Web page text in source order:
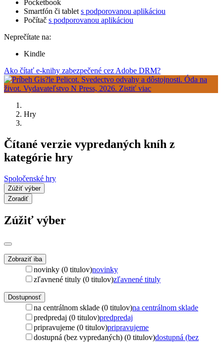
Pocketbook
Smartfón či tablet s podporovanou aplikáciou
Počítač s podporovanou aplikáciou
Neprečítate na:
Kindle
Ako čítať e-knihy zabezpečené cez Adobe DRM?
Hry
Čítané verzie vypredaných kníh z
kategórie hry
Spoločenské hry
Zúžiť výber
Zoradiť
Zúžiť výber
Zobraziť iba
novinky (0 titulov)novinky
zľavnené tituly (0 titulov)zľavnené tituly
Dostupnosť
na centrálnom sklade (0 titulov)na centrálnom sklade
predpredaj (0 titulov)predpredaj
pripravujeme (0 titulov)pripravujeme
dostupná (bez vypredaných) (0 titulov)dostupná (bez